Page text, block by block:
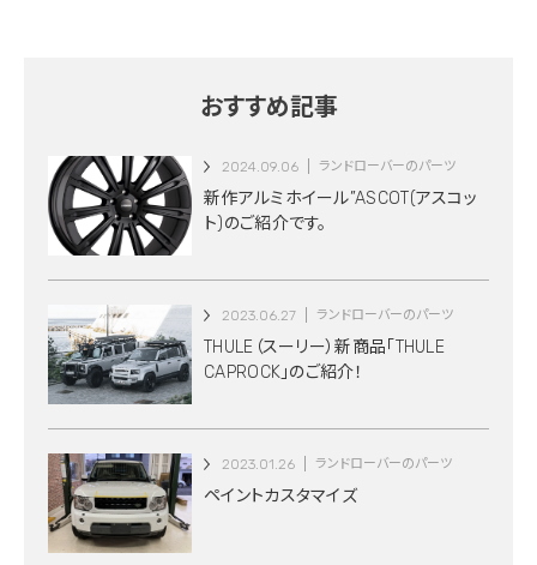
おすすめ記事
2024.09.06 ランドローバーのパーツ
新作アルミホイール”ASCOT(アスコッ
ト)のご紹介です。
2023.06.27 ランドローバーのパーツ
THULE（スーリー）新商品「THULE
CAPROCK」のご紹介！
2023.01.26 ランドローバーのパーツ
ペイントカスタマイズ